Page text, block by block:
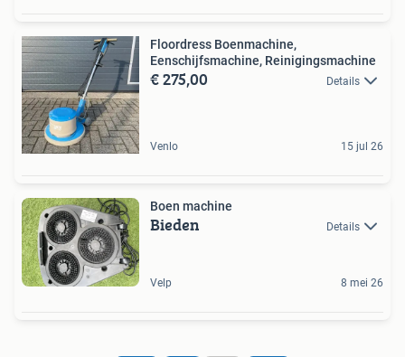
Floordress Boenmachine,
Eenschijfsmachine, Reinigingsmachine
€ 275,00 Details
Venlo 15 jul 26
Boen machine
Bieden Details
Velp 8 mei 26